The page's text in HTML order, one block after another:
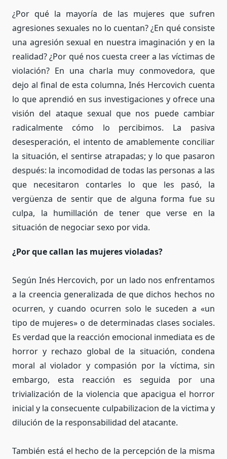
¿Por qué la mayoría de las mujeres que sufren
agresiones sexuales no lo cuentan? ¿En qué consiste
una agresión sexual en nuestra imaginación y en la
realidad? ¿Por qué nos cuesta creer a las víctimas de
violación? En una charla muy conmovedora, que
dejo al final de esta columna, Inés Hercovich cuenta
lo que aprendió en sus investigaciones y ofrece una
visión del ataque sexual que nos puede cambiar
radicalmente cómo lo percibimos. La pasiva
desesperación, el intento de amablemente conciliar
la situación, el sentirse atrapadas; y lo que pasaron
después: la incomodidad de todas las personas a las
que necesitaron contarles lo que les pasó, la
vergüenza de sentir que de alguna forma fue su
culpa, la humillación de tener que verse en la
situación de negociar sexo por vida.
¿Por que callan las mujeres violadas?
Según Inés Hercovich, por un lado nos enfrentamos
a la creencia generalizada de que dichos hechos no
ocurren, y cuando ocurren solo le suceden a «un
tipo de mujeres» o de determinadas clases sociales.
Es verdad que la reacción emocional inmediata es de
horror y rechazo global de la situación, condena
moral al violador y compasión por la víctima, sin
embargo, esta reacción es seguida por una
trivialización de la violencia que apacigua el horror
inicial y la consecuente culpabilizacion de la victima y
dilución de la responsabilidad del atacante.
También está el hecho de la percepción de la misma